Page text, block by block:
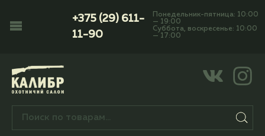
+375 (29) 611-
11-90
Понедельник-пятница: 10:00
— 19:00
Суббота, воскресенье: 10:00
— 17:00